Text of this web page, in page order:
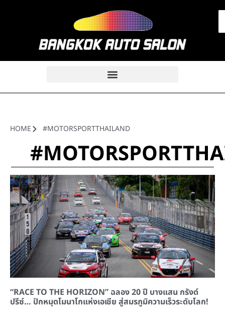
HOME #MOTORSPORTTHAILAND
“RACE TO THE HORIZON” ฉลอง 20 ปี บางแสน กรังด์
ปรีซ์… ปักหมุดโมนาโกแห่งเอเชีย สู่สมรภูมิความเร็วระดับโลก!